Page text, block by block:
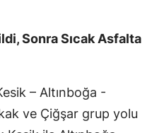
Sonra Sıcak Asfalta
– Altınboğa -
ve Çiğşar grup yolu